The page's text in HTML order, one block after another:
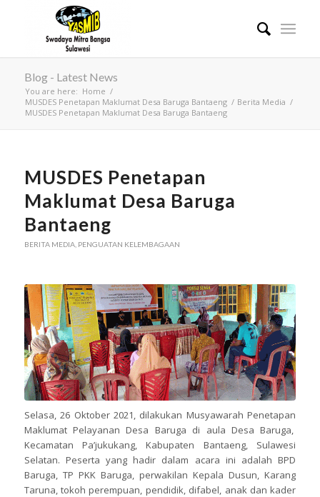
Blog - Latest News
You are here: Home /
MUSDES Penetapan Maklumat Desa Baruga Bantaeng / Berita Media /
MUSDES Penetapan Maklumat Desa Baruga Bantaeng
MUSDES Penetapan
Maklumat Desa Baruga
Bantaeng
BERITA MEDIA, PENGUATAN KELEMBAGAAN
Selasa, 26 Oktober 2021, dilakukan Musyawarah Penetapan
Maklumat Pelayanan Desa Baruga di aula Desa Baruga,
Kecamatan Pa’jukukang, Kabupaten Bantaeng, Sulawesi
Selatan. Peserta yang hadir dalam acara ini adalah BPD
Baruga, TP PKK Baruga, perwakilan Kepala Dusun, Karang
Taruna, tokoh perempuan, pendidik, difabel, anak dan kader